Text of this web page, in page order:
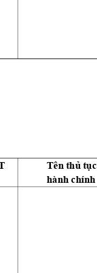
Tên thủ tục
hànhchính